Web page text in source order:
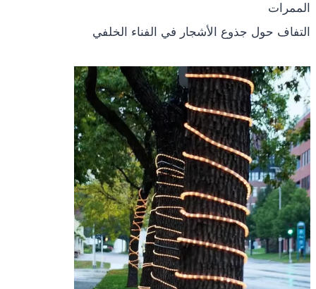
الممرات
التفاف حول جذوع الأشجار في الفناء الخلفي